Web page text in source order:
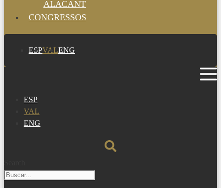
ALACANT
CONGRESSOS
ESPVALENG
ESP
VAL
ENG